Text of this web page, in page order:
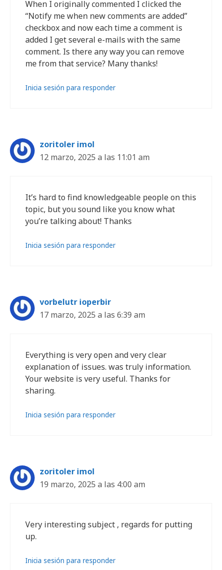
When I originally commented I clicked the
“Notify me when new comments are added”
checkbox and now each time a comment is
added I get several e-mails with the same
comment. Is there any way you can remove
me from that service? Many thanks!
Inicia sesión para responder
zoritoler imol
12 marzo, 2025 a las 11:01 am
It’s hard to find knowledgeable people on this
topic, but you sound like you know what
you’re talking about! Thanks
Inicia sesión para responder
vorbelutr ioperbir
17 marzo, 2025 a las 6:39 am
Everything is very open and very clear
explanation of issues. was truly information.
Your website is very useful. Thanks for
sharing.
Inicia sesión para responder
zoritoler imol
19 marzo, 2025 a las 4:00 am
Very interesting subject , regards for putting
up.
Inicia sesión para responder